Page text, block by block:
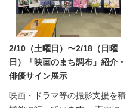
2/10（土曜日）〜2/18（日曜
日）「映画のまち調布」紹介・
俳優サイン展示
映画・ドラマ等の撮影支援を積